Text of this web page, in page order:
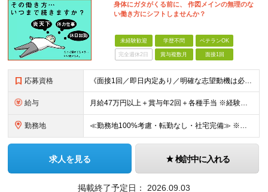
身体にガタがくる前に、 作図メインの無理のな
い働き方にシフトしませんか？
未経験歓迎 学歴不問 ベテランOK
完全週休2日 賞与複数月 面接1回
応募資格 《面接1回／即日内定あり／明確な志望動機は必要なし》 ◆学歴・年齢不問 ◆建設業界での実務経験や設備設計（電気設備、空調・衛生設備）、土木設計（橋梁／トンネル・道路・造成／上下水道）などの業界経験者
給与 月給47万円以上＋賞与年2回＋各種手当 ※経験・スキルに応じて決定いたします。 ※条件面につきましては、経験を考慮しますのでご希望に添えない場合もございます。 ※試用期間は6ヶ月です。その間、給与・
勤務地 ≪勤務地100%考慮・転勤なし・社宅完備≫ ※配属は全国のプロジェクト先 ※あなたの希望を考慮し、勤務地を決定します。 ※U・Iターン歓迎 ※出張面接も可能です！お住まいの近くに伺います。(応相談
求人を見る 検討中に入れる
掲載終了予定日： 2026.09.03